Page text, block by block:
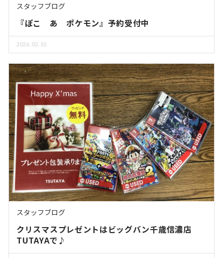
スタッフブログ
『ぽこ あ ポケモン』予約受付中
2026.02.10
スタッフブログ
クリスマスプレゼントはビッグバン千歳信濃店
TUTAYAで♪